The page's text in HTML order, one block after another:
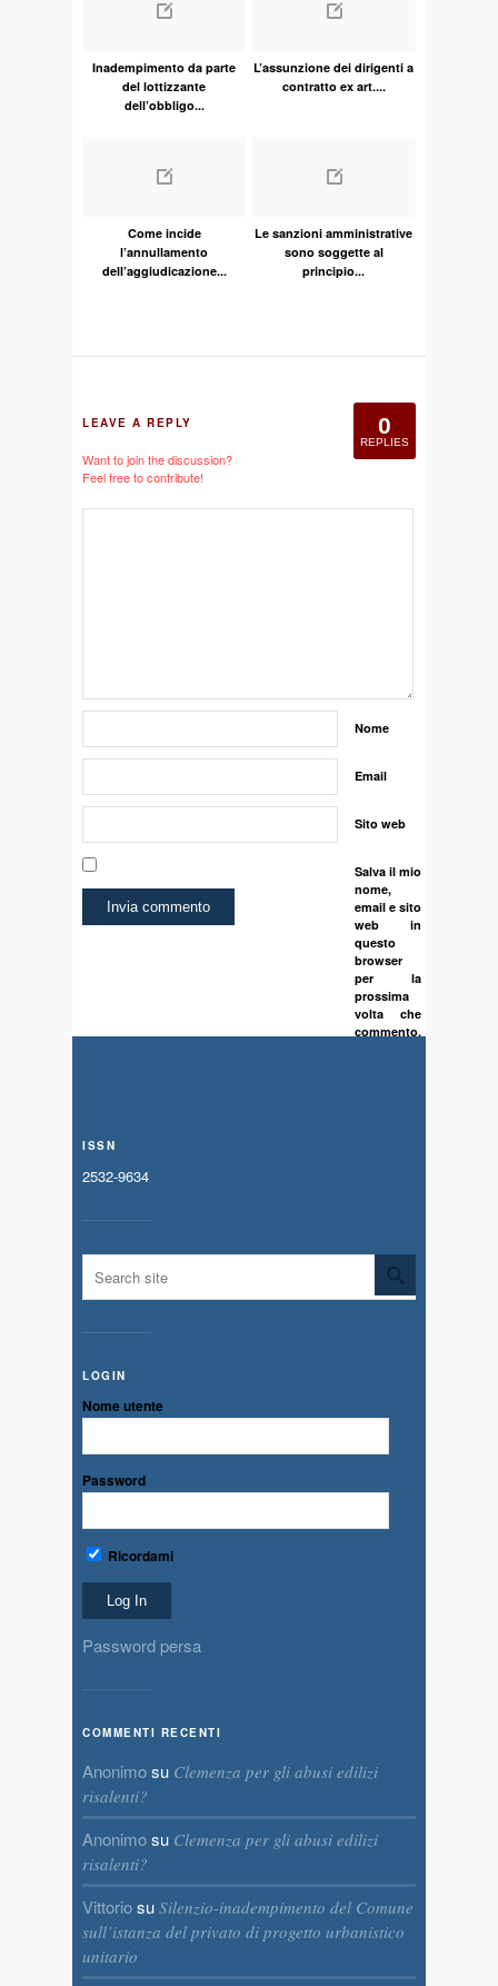
Inadempimento da parte
del lottizzante
dell’obbligo...
L’assunzione dei dirigenti a
contratto ex art....
Come incide
l’annullamento
dell’aggiudicazione...
Le sanzioni amministrative
sono soggette al
principio...
0
REPLIES
LEAVE A REPLY
Want to join the discussion?
Feel free to contribute!
Nome
Email
Sito web
Salva il mio
nome,
email e sito
web in
questo
browser
per la
prossima
volta che
commento.
ISSN
2532-9634
LOGIN
Nome utente
Password
Ricordami
Password persa
COMMENTI RECENTI
Anonimosu Clemenza per gli abusi edilizi
risalenti?
Anonimosu Clemenza per gli abusi edilizi
risalenti?
Vittoriosu Silenzio-inadempimento del Comune
sull’istanza del privato di progetto urbanistico
unitario